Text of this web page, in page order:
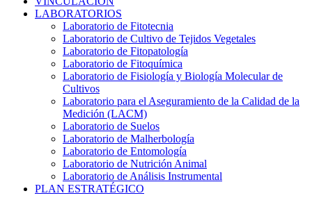
LABORATORIOS
Laboratorio de Fitotecnia
Laboratorio de Cultivo de Tejidos Vegetales
Laboratorio de Fitopatología
Laboratorio de Fitoquímica
Laboratorio de Fisiología y Biología Molecular de
Cultivos
Laboratorio para el Aseguramiento de la Calidad de la
Medición (LACM)
Laboratorio de Suelos
Laboratorio de Malherbología
Laboratorio de Entomología
Laboratorio de Nutrición Animal
Laboratorio de Análisis Instrumental
PLAN ESTRATÉGICO